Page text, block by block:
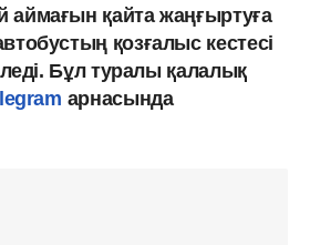
аймағын қайта жаңғыртуға
қозғалыс кестесі
Бұл туралы қалалық
арнасында